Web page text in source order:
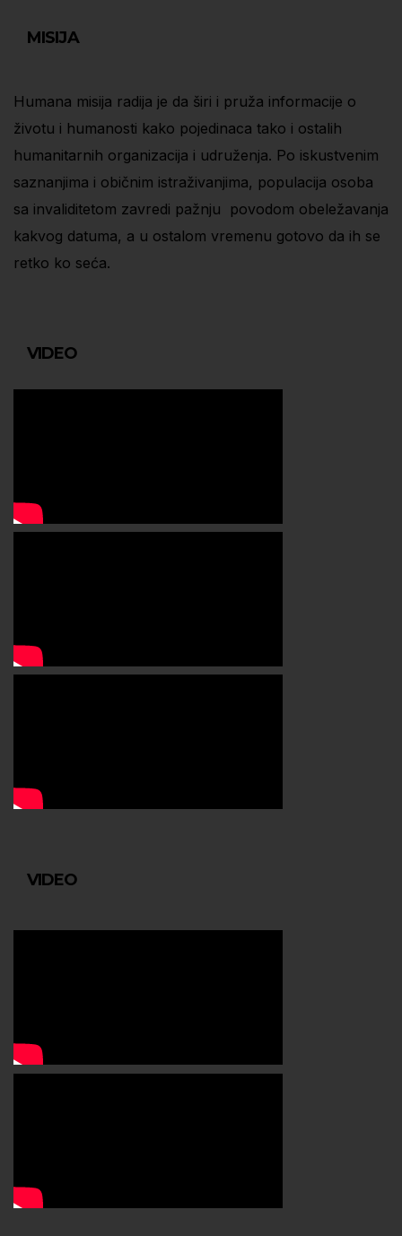
MISIJA
Humana misija radija je da širi i pruža informacije o
životu i humanosti kako pojedinaca tako i ostalih
humanitarnih organizacija i udruženja. Po iskustvenim
saznanjima i običnim istraživanjima, populacija osoba
sa invaliditetom zavredi pažnju povodom obeležavanja
kakvog datuma, a u ostalom vremenu gotovo da ih se
retko ko seća.
VIDEO
VIDEO